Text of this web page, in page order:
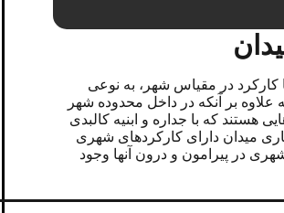
کارکرد در مقیاس شهر، به نوعی
بر آنکه در داخل محدوده شهر
هستند که با جداره و ابنیه کالبدی
میدان دارای کارکردهای شهری
شهری در پیرامون و درون آنها وجود